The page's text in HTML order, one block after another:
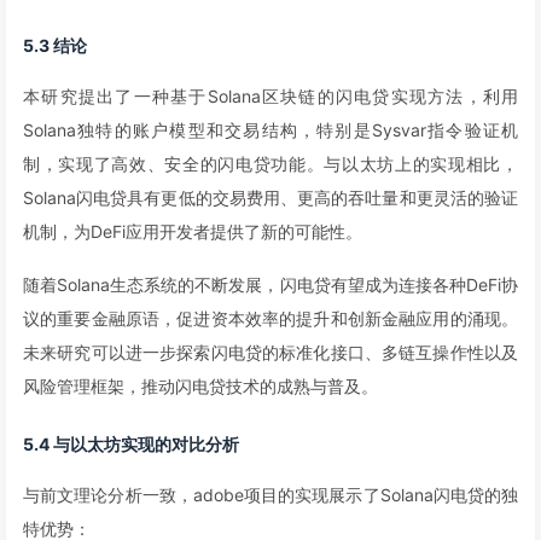
5.3 结论
本研究提出了一种基于Solana区块链的闪电贷实现方法，利用
Solana独特的账户模型和交易结构，特别是Sysvar指令验证机
制，实现了高效、安全的闪电贷功能。与以太坊上的实现相比，
Solana闪电贷具有更低的交易费用、更高的吞吐量和更灵活的验证
机制，为DeFi应用开发者提供了新的可能性。
随着Solana生态系统的不断发展，闪电贷有望成为连接各种DeFi协
议的重要金融原语，促进资本效率的提升和创新金融应用的涌现。
未来研究可以进一步探索闪电贷的标准化接口、多链互操作性以及
风险管理框架，推动闪电贷技术的成熟与普及。
5.4 与以太坊实现的对比分析
与前文理论分析一致，adobe项目的实现展示了Solana闪电贷的独
特优势：